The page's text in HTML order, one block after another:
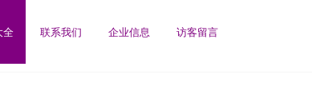
全 联系我们 企业信息 访客留言